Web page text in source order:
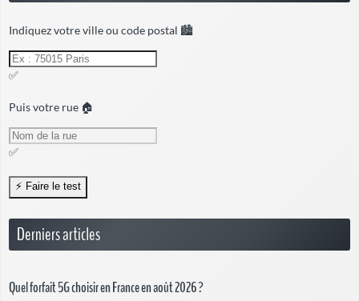
Indiquez votre ville ou code postal 🏙️
✅
Puis votre rue 🏠
✅
Derniers articles
Quel forfait 5G choisir en France en août 2026 ?